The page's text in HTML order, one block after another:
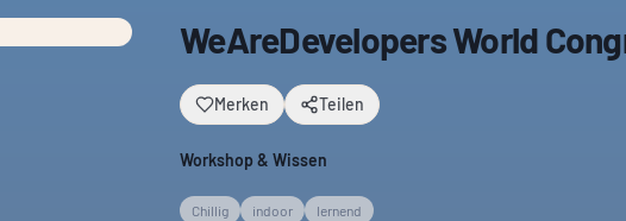
WeAreDevelopers World
Merken Teilen
Workshop & Wissen
Chillig indoor lernend